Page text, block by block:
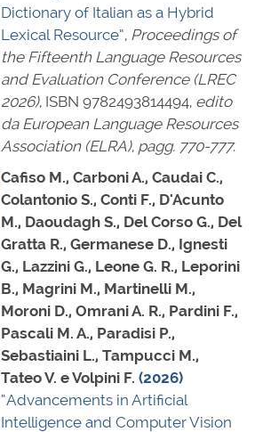
Dictionary of Italian as a Hybrid
Lexical Resource”, Proceedings of
the Fifteenth Language Resources
and Evaluation Conference (LREC
2026), ISBN 9782493814494, edito
da European Language Resources
Association (ELRA), pagg. 770-777.
Cafiso M., Carboni A., Caudai C.,
Colantonio S., Conti F., D'Acunto
M., Daoudagh S., Del Corso G., Del
Gratta R., Germanese D., Ignesti
G., Lazzini G., Leone G. R., Leporini
B., Magrini M., Martinelli M.,
Moroni D., Omrani A. R., Pardini F.,
Pascali M. A., Paradisi P.,
Sebastiaini L., Tampucci M.,
Tateo V. e Volpini F. (2026)
“Advancements in Artificial
Intelligence and Computer Vision